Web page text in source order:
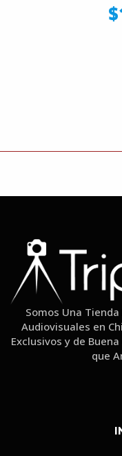
Somos Una
Audiovisuales en
Exclusivos y de
que